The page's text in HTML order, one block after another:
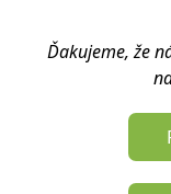
Ďakujeme, že